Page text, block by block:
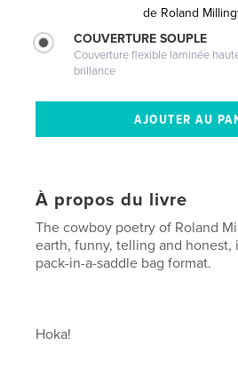
de Roland
COUVERTURE SOUPLE
Couverture flexible laminée
brillance
À propos du livre
The cowboy poetry of Roland
earth, funny, telling and honest,
pack-in-a-saddle bag format.
Hoka!